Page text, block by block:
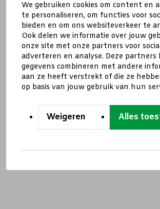
We gebruiken cookies om content en
te personaliseren, om functies voor
bieden en om ons websiteverkeer te
Ook delen we informatie over jouw
onze site met onze partners voor
adverteren en analyse. Deze partners
gegevens combineren met andere
aan ze heeft verstrekt of die ze
op basis van jouw gebruik van hun
Weigeren Alles